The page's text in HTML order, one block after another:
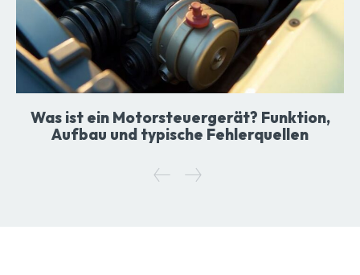
Was ist ein Motorsteuergerät? Funktion,
Aufbau und typische Fehlerquellen